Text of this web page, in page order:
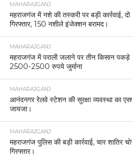
MAHARAJGANJ
महराजगंज में नशे की तस्करी पर बड़ी कार्रवाई,
गिरफ्तार, 150 नशीले इंजेक्शन बरामद।
MAHARAJGANJ
महराजगंज में पराली जलाने पर तीन किसान पकड़े
2500-2500 रुपये जुर्माना
MAHARAJGANJ
आनंदनगर रेलवे स्टेशन की सुरक्षा व्यवस्था का
जायजा।
MAHARAJGANJ
महराजगंज पुलिस की बड़ी कार्रवाई, चार शातिर
गिरफ्तार।